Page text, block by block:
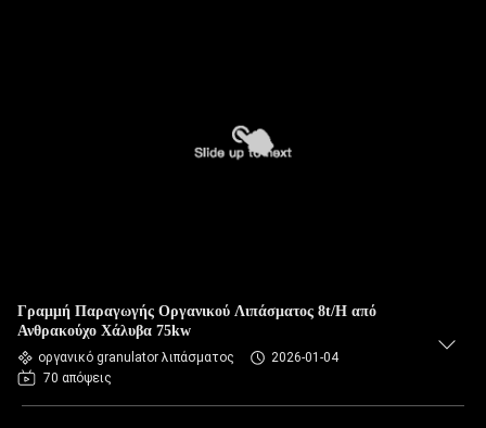
Γραμμή Παραγωγής Οργανικού Λιπάσματος 8t/H από
Ανθρακούχο Χάλυβα 75kw
οργανικό granulator λιπάσματος
2026-01-04
70 απόψεις